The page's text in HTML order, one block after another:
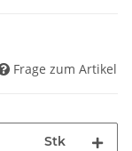
Frage zum Artikel
Stk